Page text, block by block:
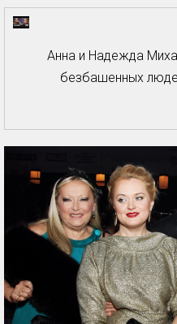
Анна и Надежда
безбашенных